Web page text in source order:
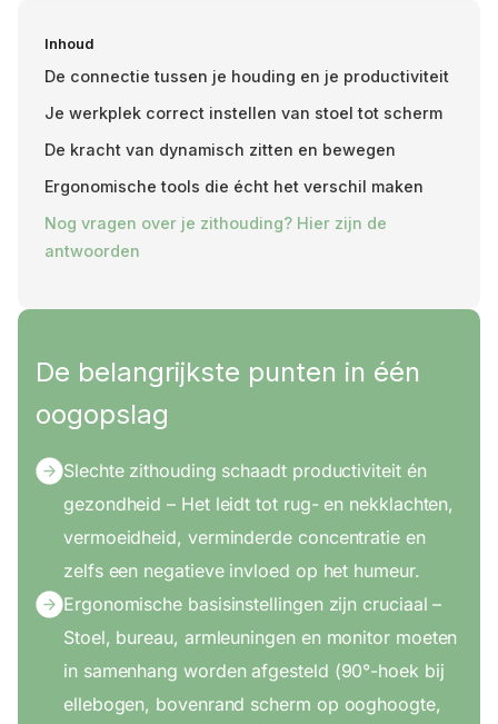
Inhoud
De connectie tussen je houding en je productiviteit
Je werkplek correct instellen van stoel tot scherm
De kracht van dynamisch zitten en bewegen
Ergonomische tools die écht het verschil maken
Nog vragen over je zithouding? Hier zijn de
antwoorden
De belangrijkste punten in één
oogopslag
Slechte zithouding schaadt productiviteit én
gezondheid – Het leidt tot rug- en nekklachten,
vermoeidheid, verminderde concentratie en
zelfs een negatieve invloed op het humeur.
Ergonomische basisinstellingen zijn cruciaal –
Stoel, bureau, armleuningen en monitor moeten
in samenhang worden afgesteld (90°-hoek bij
ellebogen, bovenrand scherm op ooghoogte,